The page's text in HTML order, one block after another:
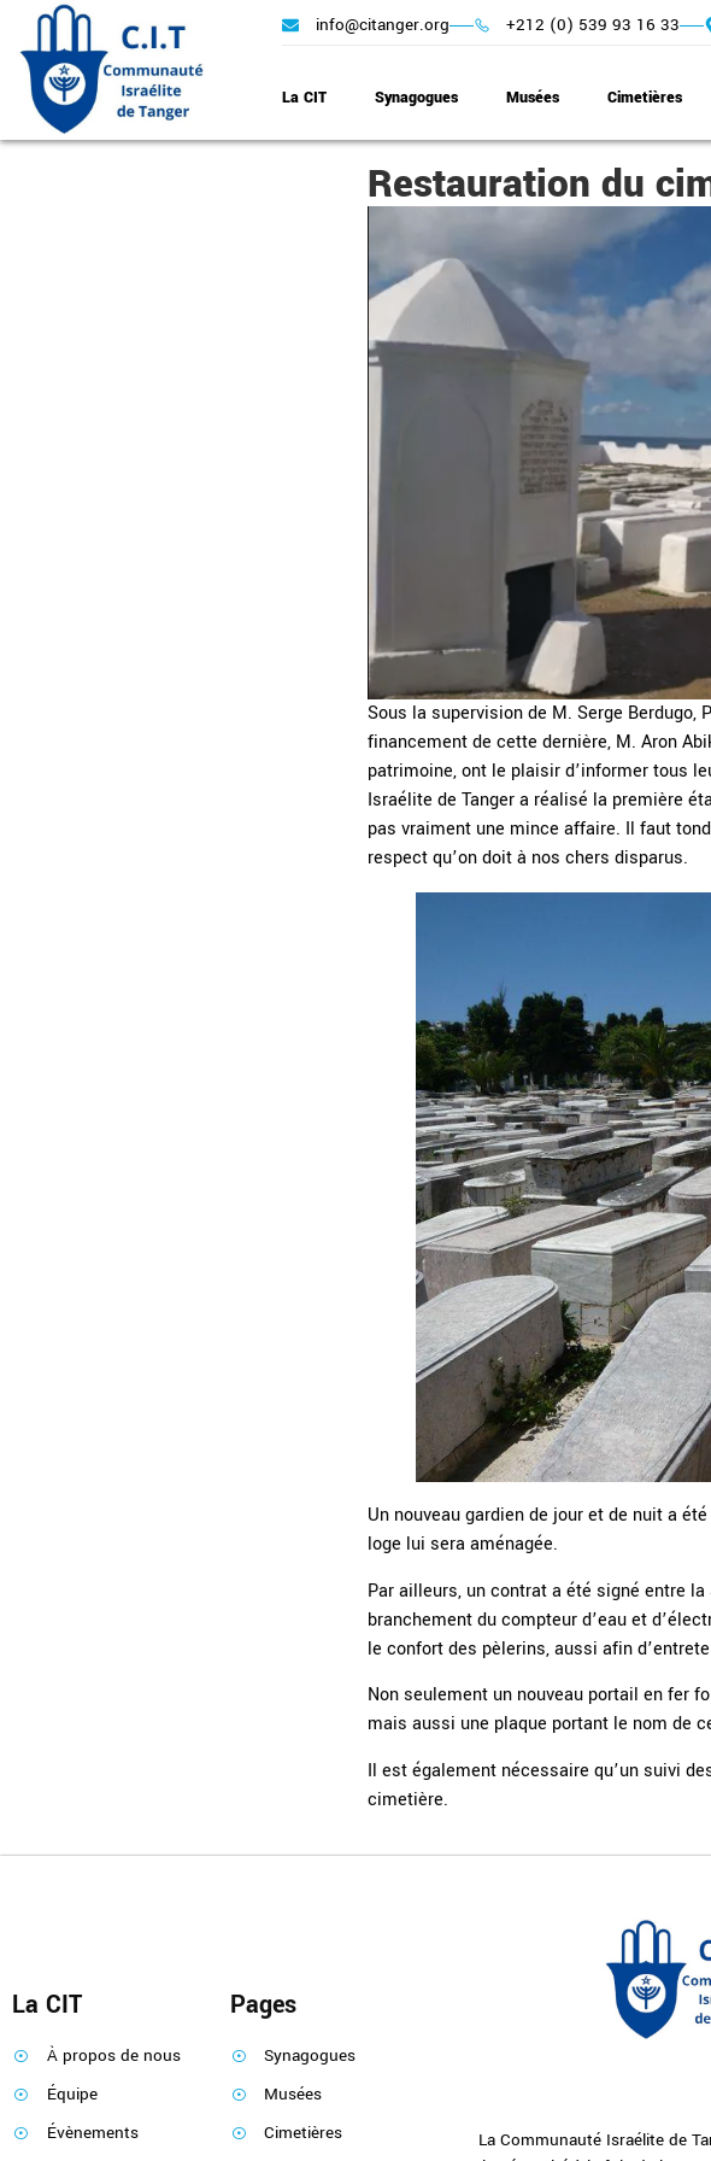
info@citanger.org +212 (0) 539 93 16 33
La CIT Synagogues Musées Cimetières
Restauration du
Sous la supervision de M. Serge
financement de cette dernière, M. Aron
patrimoine, ont le plaisir d’informer tous
Israélite de Tanger a réalisé la première
pas vraiment une mince affaire. Il faut
respect qu’on doit à nos chers disparus.
Un nouveau gardien de jour et de nuit a
loge lui sera aménagée.
Par ailleurs, un contrat a été signé entre
branchement du compteur d’eau et
le confort des pèlerins, aussi afin
Non seulement un nouveau portail en fer
mais aussi une plaque portant le nom de
Il est également nécessaire qu’un suivi
cimetière.
La CIT
À propos de nous
Équipe
Évènements
Pages
Synagogues
Musées
Cimetières
La Communauté Israélite de